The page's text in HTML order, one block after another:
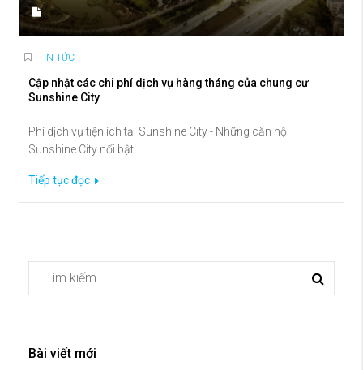
TIN TỨC
Cập nhật các chi phí dịch vụ hàng tháng của chung cư
Sunshine City
Phí dịch vụ tiện ích tại Sunshine City - Những căn hộ
Sunshine City nổi bật...
Tiếp tục đọc
Bài viết mới